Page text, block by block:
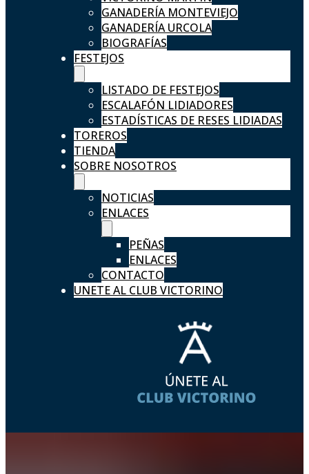
GANADERÍA MONTEVIEJO
GANADERÍA URCOLA
BIOGRAFÍAS
FESTEJOS
LISTADO DE FESTEJOS
ESCALAFÓN LIDIADORES
ESTADÍSTICAS DE RESES LIDIADAS
TOREROS
TIENDA
SOBRE NOSOTROS
NOTICIAS
ENLACES
PEÑAS
ENLACES
CONTACTO
UNETE AL CLUB VICTORINO